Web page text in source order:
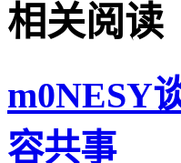
相关阅读
m0NESY
容共事